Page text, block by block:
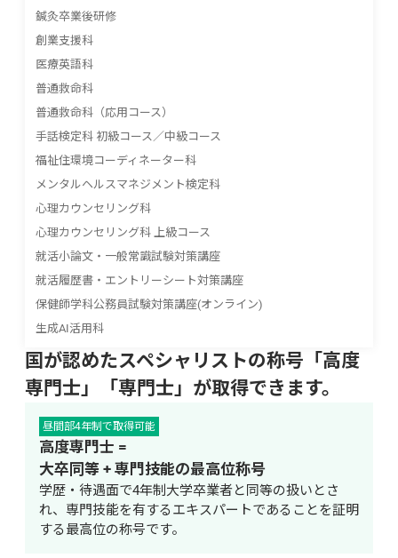
鍼灸卒業後研修
創業支援科
医療英語科
普通救命科
普通救命科（応用コース）
手話検定科 初級コース／中級コース
福祉住環境コーディネーター科
メンタルヘルスマネジメント検定科
心理カウンセリング科
心理カウンセリング科 上級コース
就活小論文・一般常識試験対策講座
就活履歴書・エントリーシート対策講座
保健師学科公務員試験対策講座(オンライン)
生成AI活用科
国が認めたスペシャリストの称号「高度
専門士」「専門士」が取得できます。
昼間部4年制で取得可能
高度専門士 =
大卒同等 + 専門技能の最高位称号
学歴・待遇面で4年制大学卒業者と同等の扱いとさ
れ、専門技能を有するエキスパートであることを証明
する最高位の称号です。